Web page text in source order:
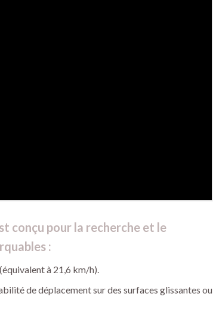
conçu pour la recherche et le
:
à 21,6 km/h).
de déplacement sur des surfaces glissantes ou